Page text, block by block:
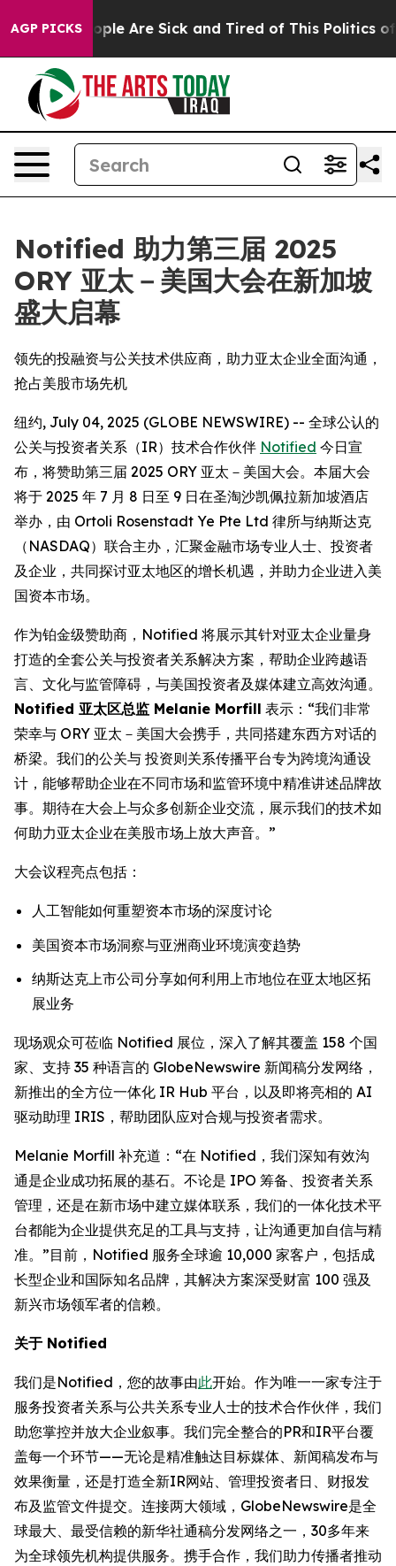
AGP PICKS“People Are Sick and Tired of This Politics of
Notified 助力第三届 2025
ORY 亚太－美国大会在新加坡
盛大启幕
领先的投融资与公关技术供应商，助力亚太企业全面沟通，
抢占美股市场先机
纽约, July 04, 2025 (GLOBE NEWSWIRE) -- 全球公认的
公关与投资者关系（IR）技术合作伙伴 Notified 今日宣
布，将赞助第三届 2025 ORY 亚太－美国大会。本届大会
将于 2025 年 7 月 8 日至 9 日在圣淘沙凯佩拉新加坡酒店
举办，由 Ortoli Rosenstadt Ye Pte Ltd 律所与纳斯达克
（NASDAQ）联合主办，汇聚金融市场专业人士、投资者
及企业，共同探讨亚太地区的增长机遇，并助力企业进入美
国资本市场。
作为铂金级赞助商，Notified 将展示其针对亚太企业量身
打造的全套公关与投资者关系解决方案，帮助企业跨越语
言、文化与监管障碍，与美国投资者及媒体建立高效沟通。
Notified 亚太区总监 Melanie Morfill 表示：“我们非常
荣幸与 ORY 亚太－美国大会携手，共同搭建东西方对话的
桥梁。我们的公关与 投资则关系传播平台专为跨境沟通设
计，能够帮助企业在不同市场和监管环境中精准讲述品牌故
事。期待在大会上与众多创新企业交流，展示我们的技术如
何助力亚太企业在美股市场上放大声音。”
大会议程亮点包括：
人工智能如何重塑资本市场的深度讨论
美国资本市场洞察与亚洲商业环境演变趋势
纳斯达克上市公司分享如何利用上市地位在亚太地区拓
展业务
现场观众可莅临 Notified 展位，深入了解其覆盖 158 个国
家、支持 35 种语言的 GlobeNewswire 新闻稿分发网络，
新推出的全方位一体化 IR Hub 平台，以及即将亮相的 AI
驱动助理 IRIS，帮助团队应对合规与投资者需求。
Melanie Morfill 补充道：“在 Notified，我们深知有效沟
通是企业成功拓展的基石。不论是 IPO 筹备、投资者关系
管理，还是在新市场中建立媒体联系，我们的一体化技术平
台都能为企业提供充足的工具与支持，让沟通更加自信与精
准。”目前，Notified 服务全球逾 10,000 家客户，包括成
长型企业和国际知名品牌，其解决方案深受财富 100 强及
新兴市场领军者的信赖。
关于 Notified
我们是Notified，您的故事由此开始。作为唯一一家专注于
服务投资者关系与公共关系专业人士的技术合作伙伴，我们
助您掌控并放大企业叙事。我们完全整合的PR和IR平台覆
盖每一个环节——无论是精准触达目标媒体、新闻稿发布与
效果衡量，还是打造全新IR网站、管理投资者日、财报发
布及监管文件提交。连接两大领域，GlobeNewswire是全
球最大、最受信赖的新华社通稿分发网络之一，30多年来
为全球领先机构提供服务。携手合作，我们助力传播者推动